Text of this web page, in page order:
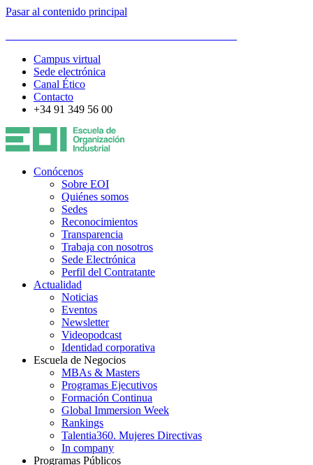
Pasar al contenido principal
Campus virtual
Sede electrónica
Canal Ético
Contacto
+34 91 349 56 00
Conócenos
Sobre EOI
Quiénes somos
Sedes
Reconocimientos
Transparencia
Trabaja con nosotros
Sede Electrónica
Perfil del Contratante
Actualidad
Noticias
Eventos
Newsletter
Videopodcast
Identidad corporativa
Escuela de Negocios
MBAs & Masters
Programas Ejecutivos
Formación Continua
Global Immersion Week
Rankings
Talentia360. Mujeres Directivas
In company
Programas Públicos